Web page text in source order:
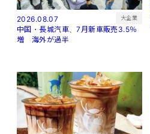
2026.08.07 大企業
中国・長城汽車、7月新車販売3.5％
増 海外が過半